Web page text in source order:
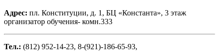
Адрес: пл. Конституции, д. 1, БЦ «Константа», 3 этаж
организатор обучения- комн.333
Тел.: (812) 952-14-23, 8-(921)-186-65-93,